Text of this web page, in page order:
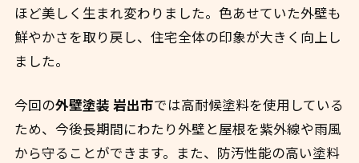
ほど美しく生まれ変わりました。色あせていた外壁も
鮮やかさを取り戻し、住宅全体の印象が大きく向上し
ました。
今回の外壁塗装 岩出市では高耐候塗料を使用している
ため、今後長期間にわたり外壁と屋根を紫外線や雨風
から守ることができます。また、防汚性能の高い塗料